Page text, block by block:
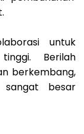
untuk
Berilah
berkembang,
besar